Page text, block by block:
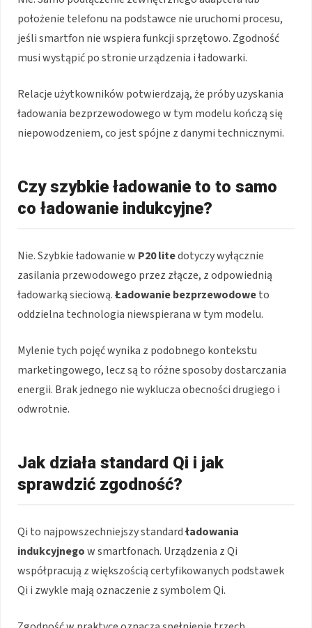
położenie telefonu na podstawce nie uruchomi procesu,
jeśli smartfon nie wspiera funkcji sprzętowo. Zgodność
musi wystąpić po stronie urządzenia i ładowarki.
Relacje użytkowników potwierdzają, że próby uzyskania
ładowania bezprzewodowego w tym modelu kończą się
niepowodzeniem, co jest spójne z danymi technicznymi.
Czy szybkie ładowanie to to samo
co ładowanie indukcyjne?
Nie. Szybkie ładowanie w P20 litedotyczy wyłącznie
zasilania przewodowego przez złącze, z odpowiednią
ładowarką sieciową.Ładowanie bezprzewodoweto
oddzielna technologia niewspierana w tym modelu.
Mylenie tych pojęć wynika z podobnego kontekstu
marketingowego, lecz są to różne sposoby dostarczania
energii. Brak jednego nie wyklucza obecności drugiego i
odwrotnie.
Jak działa standard Qi i jak
sprawdzić zgodność?
Qi to najpowszechniejszy standardładowania
indukcyjnegow smartfonach. Urządzenia z Qi
współpracują z większością certyfikowanych podstawek
Qi i zwykle mają oznaczenie z symbolem Qi.